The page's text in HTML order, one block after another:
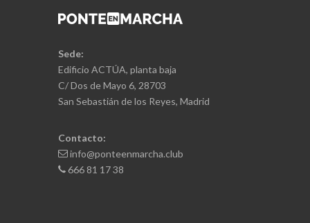
Sede:
Edificio ACTÚA, planta baja
C/ Dos de Mayo 6, 28703
San Sebastián de los Reyes, Madrid
Contacto:
info@ponteenmarcha.club
666 81 17 38